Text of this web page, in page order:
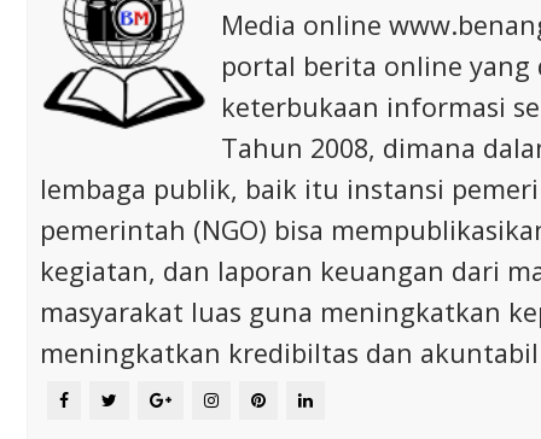
Media online
portal berita online
keterbukaan informasi
Tahun 2008, dimana
lembaga publik, baik itu instansi
pemerintah (NGO) bisa
kegiatan, dan laporan keuangan dari
masyarakat luas guna meningkatkan
meningkatkan kredibiltas dan